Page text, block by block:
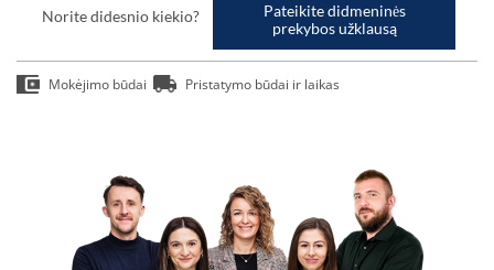
Norite didesnio kiekio?
Pateikite didmeninės
prekybos užklausą
Mokėjimo būdai Pristatymo būdai ir laikas